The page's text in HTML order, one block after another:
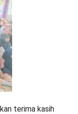
terima kasih